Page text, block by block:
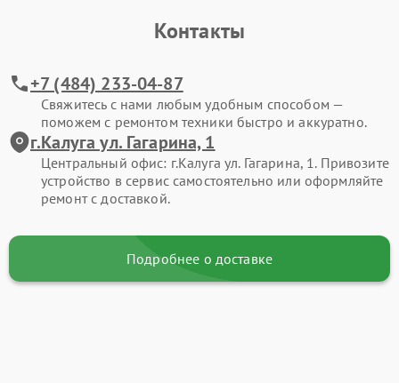
Контакты
+7 (484) 233-04-87
Свяжитесь с нами любым удобным способом —
поможем с ремонтом техники быстро и аккуратно.
г.Калуга ул. Гагарина, 1
Центральный офис: г.Калуга ул. Гагарина, 1. Привозите
устройство в сервис самостоятельно или оформляйте
ремонт с доставкой.
Подробнее о доставке